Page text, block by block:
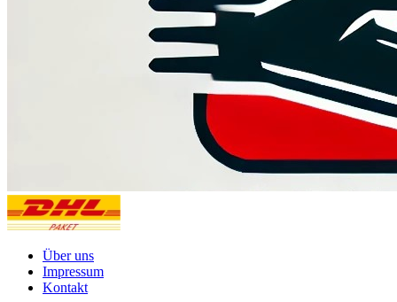
Über uns
Impressum
Kontakt